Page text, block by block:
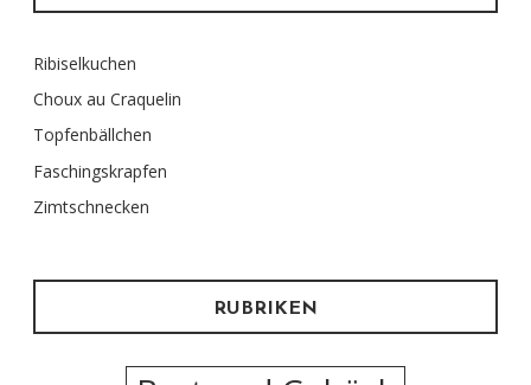
Ribiselkuchen
Choux au Craquelin
Topfenbällchen
Faschingskrapfen
Zimtschnecken
RUBRIKEN